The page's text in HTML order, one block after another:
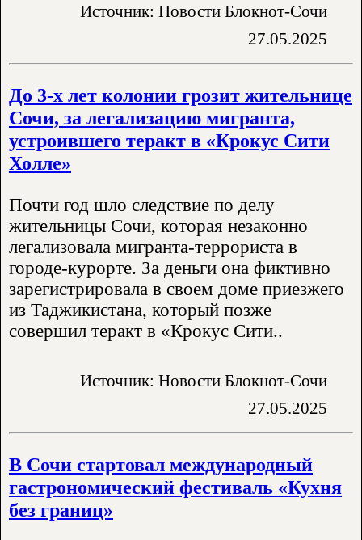
Источник: Новости Блокнот-Сочи
27.05.2025
До 3-х лет колонии грозит жительнице
Сочи, за легализацию мигранта,
устроившего теракт в «Крокус Сити
Холле»
Почти год шло следствие по делу
жительницы Сочи, которая незаконно
легализовала мигранта-террориста в
городе-курорте. За деньги она фиктивно
зарегистрировала в своем доме приезжего
из Таджикистана, который позже
совершил теракт в «Крокус Сити..
Источник: Новости Блокнот-Сочи
27.05.2025
В Сочи стартовал международный
гастрономический фестиваль «Кухня
без границ»